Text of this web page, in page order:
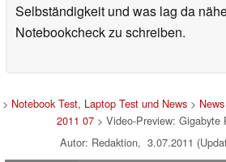
Selbständigkeit und was lag da
Notebookcheck zu schreiben.
> Notebook Test, Laptop Test und News > News
2011 07 > Video-Preview: Gigabyte
Autor: Redaktion, 3.07.2011